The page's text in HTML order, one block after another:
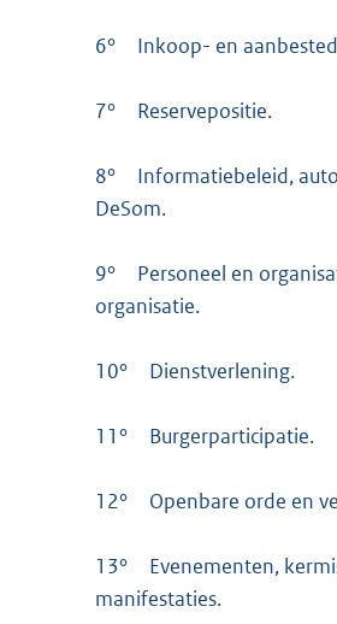
6° Inkoop- en
7° Reservepositie.
8°
Informatiebeleid,
DeSom.
9°
Personeel en
organisatie.
10° Dienstverlening.
11° Burgerparticipatie.
12° Openbare orde en
13°
Evenementen,
manifestaties.